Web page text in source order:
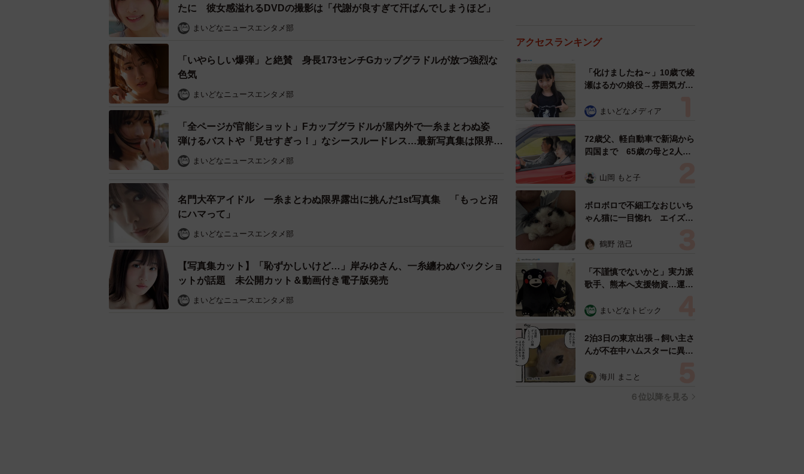
たに 彼女感溢れるDVDの撮影は「代謝が良すぎて汗ばんでしまうほど」
まいどなニュースエンタメ部
「いやらしい爆弾」と絶賛 身長173センチGカップグラドルが放つ強烈な
色気
まいどなニュースエンタメ部
「全ページが官能ショット」Fカップグラドルが屋内外で一糸まとわぬ姿
弾けるバストや「見せすぎっ！」なシースルードレス…最新写真集は限界シ
ョットの乱れ打ち
まいどなニュースエンタメ部
名門大卒アイドル 一糸まとわぬ限界露出に挑んだ1st写真集 「もっと沼
にハマって」
まいどなニュースエンタメ部
【写真集カット】「恥ずかしいけど…」岸みゆさん、一糸纏わぬバックショ
ットが話題 未公開カット＆動画付き電子版発売
まいどなニュースエンタメ部
アクセスランキング
「化けましたね～」10歳で綾
瀬はるかの娘役→雰囲気ガラ
雰囲気が」「宝塚に入れそ
まいどなメディア
72歳父、軽自動車で新潟から
四国まで 65歳の母と2人で
憩まで分刻み… 「大学生で
山岡 もと子
ボロボロで不細工なおじいち
ゃん猫に一目惚れ エイズだ
暮らすと「おじ猫」だって可
鶴野 浩己
「不謹慎でないかと」実力派
歌手、熊本へ支援物資…運搬
めらい 「痛いほど伝わる」
まいどなトピック
2泊3日の東京出張→飼い主さ
んが不在中ハムスターに異
「急に老けた？」【漫画】
海川 まこと
６位以降を見る